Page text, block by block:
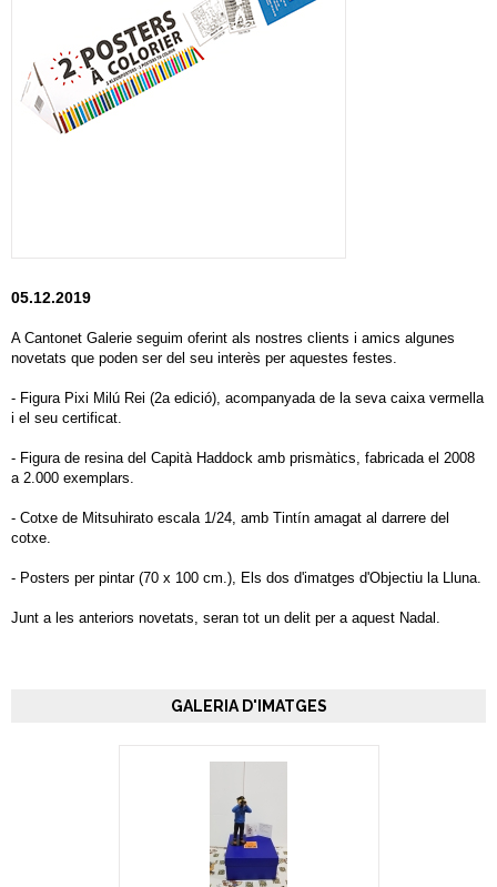
05.12.2019
A Cantonet Galerie seguim oferint als nostres clients i amics algunes
novetats que poden ser del seu interès per aquestes festes.
- Figura Pixi Milú Rei (2a edició), acompanyada de la seva caixa vermella
i el seu certificat.
- Figura de resina del Capità Haddock amb prismàtics, fabricada el 2008
a 2.000 exemplars.
- Cotxe de Mitsuhirato escala 1/24, amb Tintín amagat al darrere del
cotxe.
- Posters per pintar (70 x 100 cm.), Els dos d'imatges d'Objectiu la Lluna.
Junt a les anteriors novetats, seran tot un delit per a aquest Nadal.
GALERIA D'IMATGES